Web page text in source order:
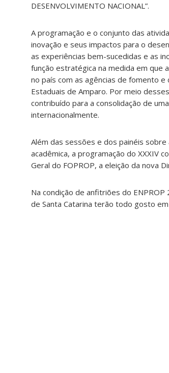
DESENVOLVIMENTO NACIONAL”.
A programação e o conjunto das
inovação e seus impactos para o
as experiências bem-sucedidas e as
função estratégica na medida em que
no país com as agências de fomento e
Estaduais de Amparo. Por meio
contribuído para a consolidação de
internacionalmente.
Além das sessões e dos painéis
acadêmica, a programação do XXXIV
Geral do FOPROP, a eleição da nova
Na condição de anfitriões do
de Santa Catarina terão todo gosto